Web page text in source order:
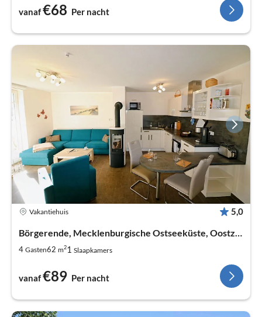
vanaf€68 Per nacht
Vakantiehuis 5,0
Börgerende, Mecklenburgische Ostseeküste, Oostzee
4 Gasten62 m21 Slaapkamers
vanaf€89 Per nacht